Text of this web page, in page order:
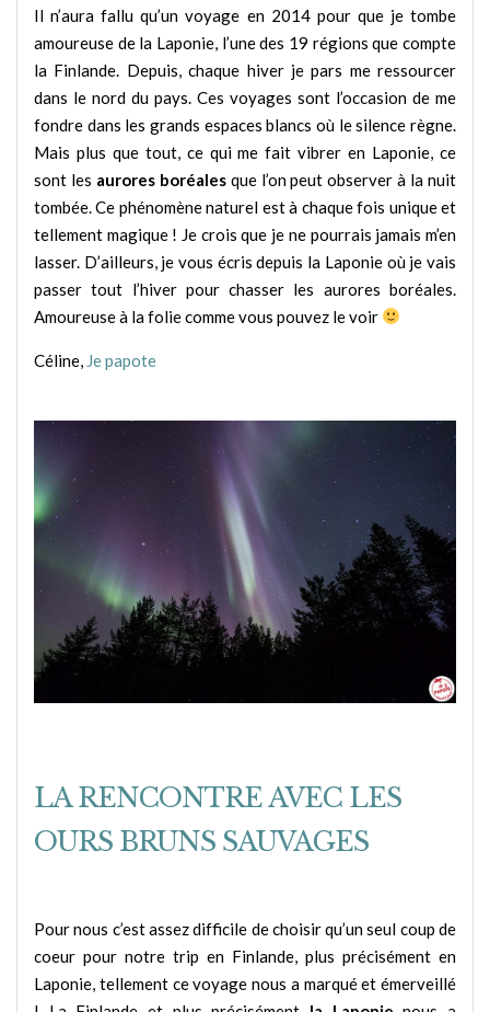
Il n’aura fallu qu’un voyage en 2014 pour que je tombe
amoureuse de la Laponie, l’une des 19 régions que compte
la Finlande. Depuis, chaque hiver je pars me ressourcer
dans le nord du pays. Ces voyages sont l’occasion de me
fondre dans les grands espaces blancs où le silence règne.
Mais plus que tout, ce qui me fait vibrer en Laponie, ce
sont les aurores boréalesque l’on peut observer à la nuit
tombée. Ce phénomène naturel est à chaque fois unique et
tellement magique ! Je crois que je ne pourrais jamais m’en
lasser. D’ailleurs, je vous écris depuis la Laponie où je vais
passer tout l’hiver pour chasser les aurores boréales.
Amoureuse à la folie comme vous pouvez le voir
Céline, Je papote
LA RENCONTRE AVEC LES
OURS BRUNS SAUVAGES
Pour nous c’est assez difficile de choisir qu’un seul coup de
coeur pour notre trip en Finlande, plus précisément en
Laponie, tellement ce voyage nous a marqué et émerveillé